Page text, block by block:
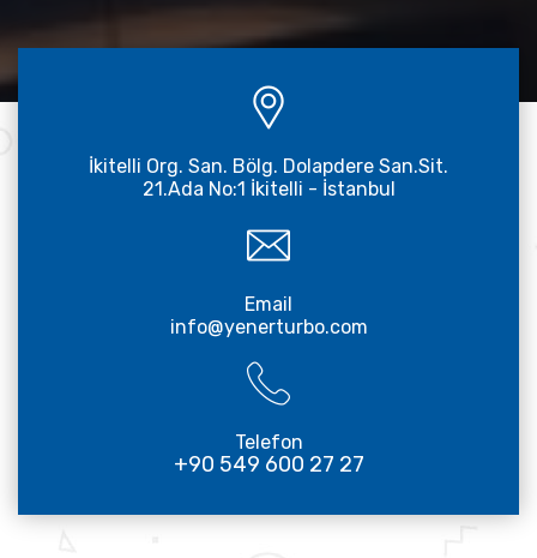
İkitelli Org. San. Bölg. Dolapdere San.Sit.
21.Ada No:1 İkitelli - İstanbul
Email
info@yenerturbo.com
Telefon
+90 549 600 27 27